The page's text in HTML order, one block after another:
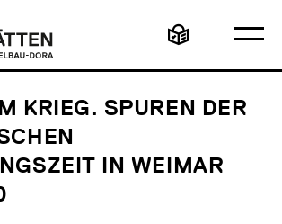
Leichte
Sprache
KRIEG. SPUREN DER
IN WEIMAR